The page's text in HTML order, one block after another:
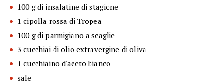
100 g di insalatine di stagione
1 cipolla rossa di Tropea
100 g di parmigiano a scaglie
3 cucchiai di olio extravergine di oliva
1 cucchiaino d'aceto bianco
sale